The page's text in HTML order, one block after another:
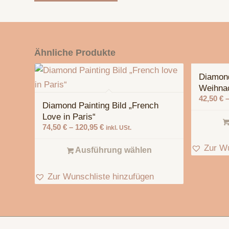
Ähnliche Produkte
Diamond Painting Bild „French
Love in Paris“
74,50 € – 120,95 € inkl. USt.
Ausführung wählen
Zur Wunschliste hinzufügen
42,50 €–
Zur